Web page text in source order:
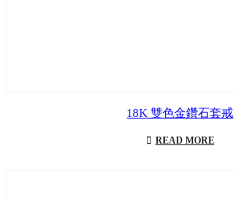
18K 雙色金鑽石套戒
READ MORE